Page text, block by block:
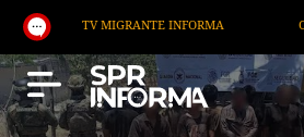
TV MIGRANTE INFORMA